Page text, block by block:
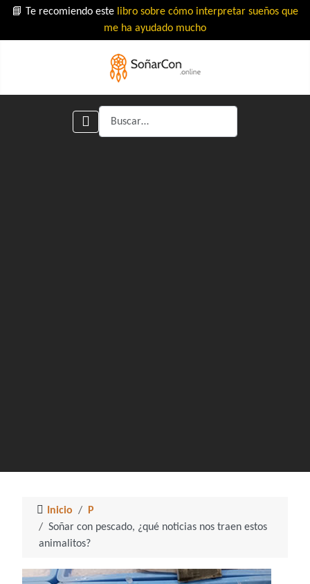
📘 Te recomiendo este libro sobre cómo interpretar sueños que
me ha ayudado mucho
Buscar
Inicio
P
Soñar con pescado, ¿qué noticias nos traen estos
animalitos?